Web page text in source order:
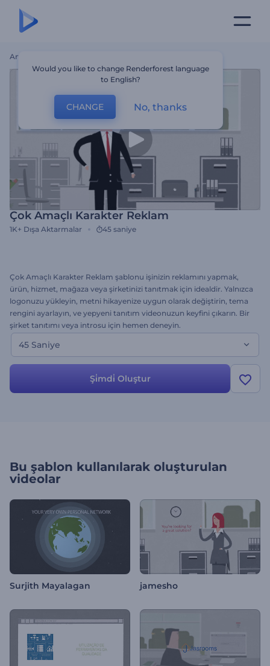
Ana Sayfa
Çok Amaçlı Karakter Reklam
1K+ Dışa Aktarmalar 45 saniye
Çok Amaçlı Karakter Reklam şablonu işinizin reklamını yapmak,
ürün, hizmet, mağaza veya şirketinizi tanıtmak için idealdir. Yalnızca
logonuzu yükleyin, metni hikayenize uygun olarak değiştirin, tema
rengini ayarlayın, ve yepyeni tanıtım videonuzun keyfini çıkarın. Bir
şirket tanıtımı veya introsu için hemen deneyin.
45 Saniye
Şi̇mdi̇ Oluştur
Bu şablon kullanılarak oluşturulan
videolar
Surjith Mayalagan jamesho
Would you like to change Renderforest language
to English?
CHANGE No, thanks